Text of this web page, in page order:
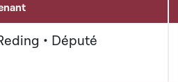
• Député